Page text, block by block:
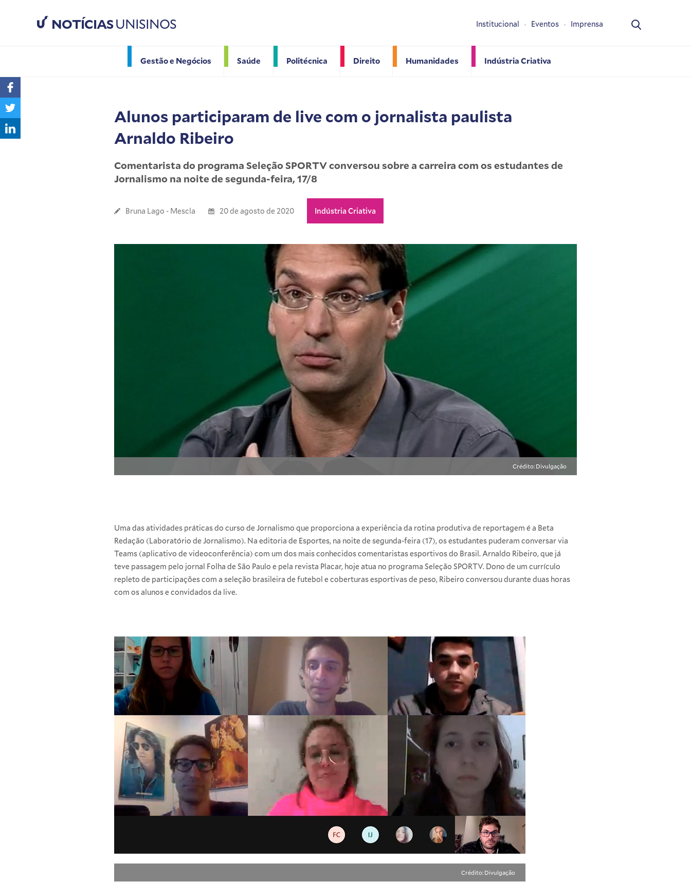
NOTÍCIASUNISINOS
Gestão e Negócios Saúde Politécnica Direito Humanidades Indústria Criativa
Institucional Eventos Imprensa
Alunos participaram de live com o jornalista paulista
Arnaldo Ribeiro
Comentarista do programa Seleção SPORTV conversou sobre a carreira com os estudantes de
Jornalismo na noite de segunda-feira, 17/8
Bruna Lago - Mescla 20 de agosto de 2020 Indústria Criativa
Crédito: Divulgação
Uma das atividades práticas do curso de Jornalismo que proporciona a experiência da rotina produtiva de reportagem é a Beta
Redação (Laboratório de Jornalismo). Na editoria de Esportes, na noite de segunda-feira (17), os estudantes puderam conversar via
Teams (aplicativo de videoconferência) com um dos mais conhecidos comentaristas esportivos do Brasil. Arnaldo Ribeiro, que já
teve passagem pelo jornal Folha de São Paulo e pela revista Placar, hoje atua no programa Seleção SPORTV. Dono de um currículo
repleto de participações com a seleção brasileira de futebol e coberturas esportivas de peso, Ribeiro conversou durante duas horas
com os alunos e convidados da live.
Crédito: Divulgação